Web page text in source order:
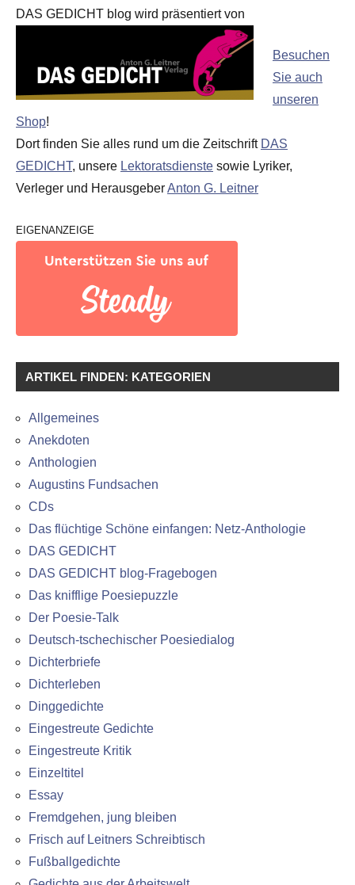
DAS GEDICHT blog wird präsentiert von
Besuchen
Sie auch
unseren
Shop!
Dort finden Sie alles rund um die Zeitschrift DAS
GEDICHT, unsere Lektoratsdienste sowie Lyriker,
Verleger und HerausgeberAnton G. Leitner
EIGENANZEIGE
ARTIKEL FINDEN: KATEGORIEN
Allgemeines
Anekdoten
Anthologien
Augustins Fundsachen
CDs
Das flüchtige Schöne einfangen: Netz-Anthologie
DAS GEDICHT
DAS GEDICHT blog-Fragebogen
Das knifflige Poesiepuzzle
Der Poesie-Talk
Deutsch-tschechischer Poesiedialog
Dichterbriefe
Dichterleben
Dinggedichte
Eingestreute Gedichte
Eingestreute Kritik
Einzeltitel
Essay
Fremdgehen, jung bleiben
Frisch auf Leitners Schreibtisch
Fußballgedichte